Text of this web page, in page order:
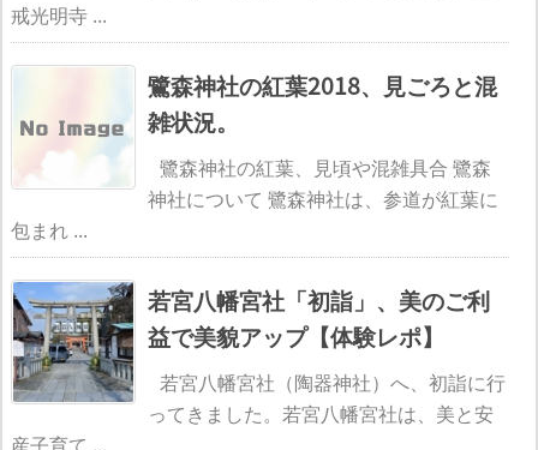
戒光明寺 ...
鷺森神社の紅葉2018、見ごろと混
雑状況。
鷺森神社の紅葉、見頃や混雑具合 鷺森
神社について 鷺森神社は、参道が紅葉に
包まれ ...
若宮八幡宮社「初詣」、美のご利
益で美貌アップ【体験レポ】
若宮八幡宮社（陶器神社）へ、初詣に行
ってきました。若宮八幡宮社は、美と安